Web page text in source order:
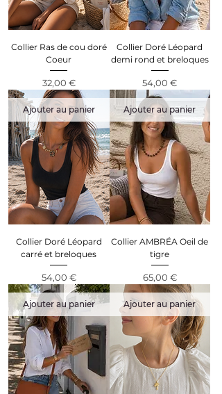
Collier Ras de cou doré
Coeur
Prix
32,00 €
Collier Doré Léopard
demi rond et breloques
Prix
54,00 €
Ajouter au panier
Collier Doré Léopard
carré et breloques
Prix
54,00 €
Ajouter au panier
Collier AMBRÉA Oeil de
tigre
Prix
65,00 €
Ajouter au panier Ajouter au panier